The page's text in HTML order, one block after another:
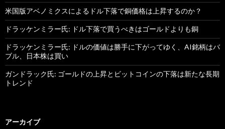
米国版アベノミクスによるドル下落で銅価格は上昇するのか？
ドラッケンミラー氏: ドル下落で買うべきはゴールドよりも銅
ドラッケンミラー氏: ドルの価値は勝手に下がってゆく、AI銘柄はバ
ブル、日本株は買い
ガンドラック氏: ゴールドの上昇とビットコインの下落は新たな長期
トレンド
アーカイブ